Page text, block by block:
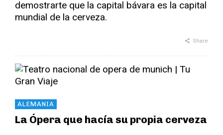
demostrarte que la capital bávara es la capital
mundial de la cerveza.
Share
ALEMANIA
La Ópera que hacía su propia cerveza